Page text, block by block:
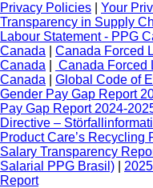
Privacy Policies
Your
Transparency in Supply
Labour Statement - PPG
Canada
Canada Forced
Canada
Canada Forced
Canada
Global Code of
Gender Pay Gap Report
Pay Gap Report 2024-
Directive –
Product Care’s Recycling
Salary Transparency
Salarial PPG Brasil)
Report